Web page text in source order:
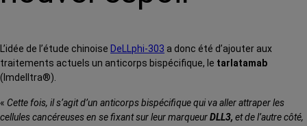
L’idée de l’étude chinoise DeLLphi-303 a donc été d’ajouter aux
traitements actuels un anticorps bispécifique, le tarlatamab
(Imdelltra®).
« Cette fois, il s’agit d’un anticorps bispécifique qui va aller attraper les
cellules cancéreuses en se fixant sur leur marqueurDLL3, et de l’autre côté,